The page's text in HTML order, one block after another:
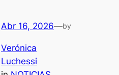
Abr 16, 2026—by
Verónica
Luchessi